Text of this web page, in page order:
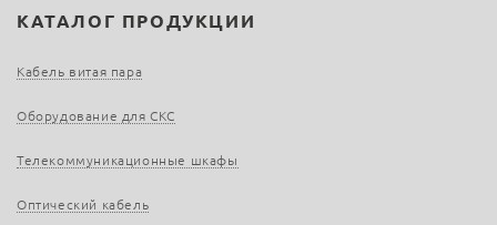
КАТАЛОГ ПРОДУКЦИИ
Кабель витая пара
Оборудование для СКС
Телекоммуникационные шкафы
Оптический кабель